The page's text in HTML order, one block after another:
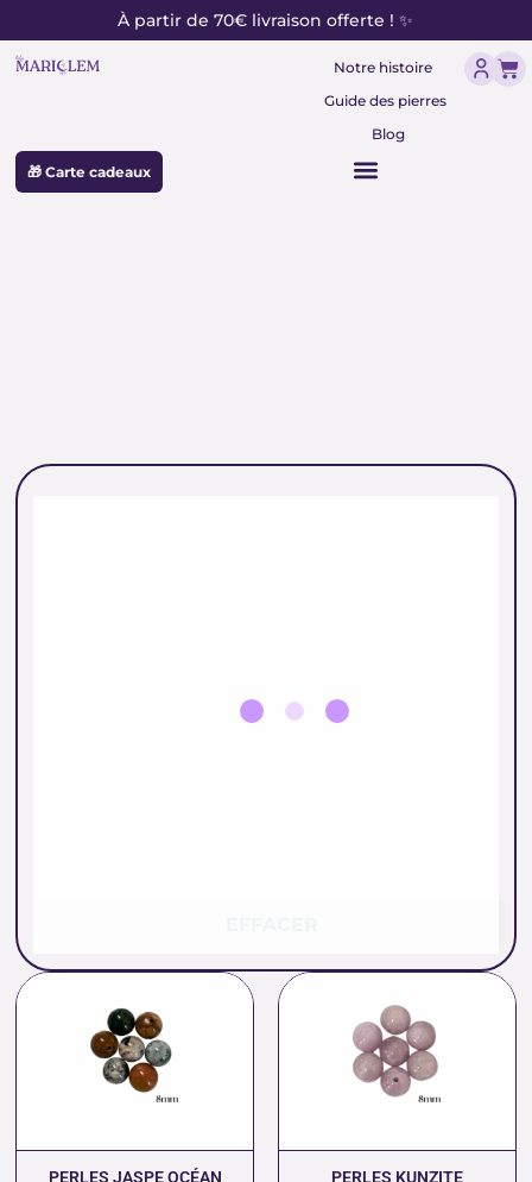
au
contenu
À partir de 70€ livraison offerte ! ✨
Notre histoire
Guide des pierres
Blog
🎁 Carte cadeaux
PERLES JASPE OCÉAN PERLES KUNZITE